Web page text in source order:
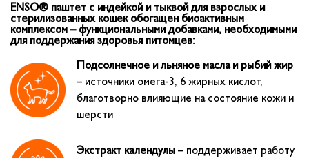
ENSO® паштет c индейкой и тыквой для взрослых и
стерилизованных кошек обогащен биоактивным
комплексом – функциональными добавками, необходимыми
для поддержания здоровья питомцев:
Подсолнечное и льняное масла и рыбий жир
– источники омега-3, 6 жирных кислот,
благотворно влияющие на состояние кожи и
шерсти
Экстракт календулы – поддерживает работу